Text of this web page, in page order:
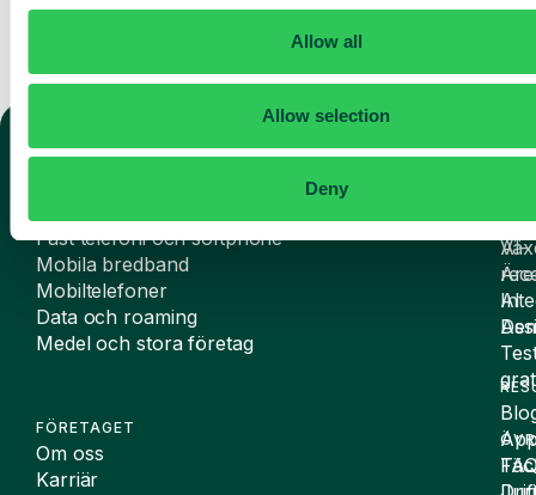
Allow all
Allow selection
Deny
Fast telefoni och softphone
Mobila bredband
Mobiltelefoner
Data och roaming
Medel och stora företag
FÖRETAGET
Om oss
Karriär
AI
AI-
AI